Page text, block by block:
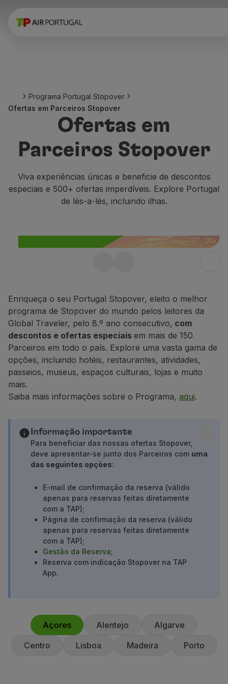
Reservar
Stopover
Informações de viagem
Viajar com animais
Grávidas
Requisitos e documentação
Voar em Economy
Refeições a bordo
Gestão da Reserva
Extras e Upgrades
Fatura online
TAP Vouchers
Extras
Alugar carro
Seguro de Viagem
Alojamento
Check-in
Programa TAP Miles&Go
Conhecer o Programa
Acumular milhas
Utilizar milhas
Club TAP Miles&Go
Promoções e Ofertas
Central de ajuda
Perguntas frequentes
Pedidos e reclamações
Contactos
Informações úteis
Reembolsos
Voo atrasado / cancelado
Programa Portugal Stopover
Ofertas em Parceiros Stopover
Ofertas em
Parceiros Stopover
Viva experiências únicas e beneficie de descontos
especiais e 500+ ofertas imperdíveis. Explore Portugal
de lés-a-lés, incluindo ilhas.
Aproveite ainda 25% de desconto em
qualquer voo dentro de Portugal.
Saiba mais
Enriqueça o seu Portugal Stopover, eleito o melhor
programa de Stopover do mundo pelos leitores da
Global Traveler, pelo 8.º ano consecutivo, com
descontos e ofertas especiais em mais de 150
Parceiros em todo o país. Explore uma vasta gama de
opções, incluindo hotéis, restaurantes, atividades,
passeios, museus, espaços culturais, lojas e muito
mais.
Saiba mais informações sobre o Programa, aqui.
Informação importante
Para beneficiar das nossas ofertas Stopover,
deve apresentar-se junto dos Parceiros com uma
das seguintes opções:
E-mail de confirmação da reserva (válido
apenas para reservas feitas diretamente
com a TAP);
Página de confirmação da reserva (válido
apenas para reservas feitas diretamente
com a TAP);
Gestão da Reserva;
Reserva com indicação Stopover na TAP
App.
Açores Alentejo
Algarve
Centro
Lisboa Madeira Porto